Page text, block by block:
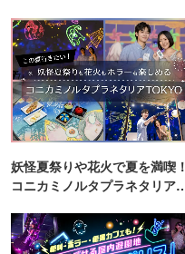
妖怪夏祭りや花火で夏を満喫！
コニカミノルタプラネタリア